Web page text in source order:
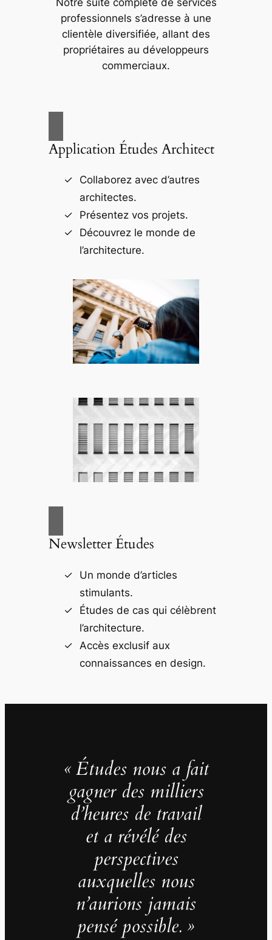
Notre suite complète de services
professionnels s’adresse à une
clientèle diversifiée, allant des
propriétaires au développeurs
commerciaux.
Application Études Architect
Collaborez avec d’autres
architectes.
Présentez vos projets.
Découvrez le monde de
l’architecture.
Newsletter Études
Un monde d’articles
stimulants.
Études de cas qui célèbrent
l’architecture.
Accès exclusif aux
connaissances en design.
« Études nous a fait
gagner des milliers
d’heures de travail
et a révélé des
perspectives
auxquelles nous
n’aurions jamais
pensé possible. »